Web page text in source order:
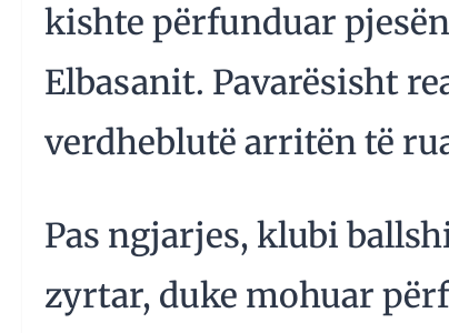
kishte përfunduar
Elbasanit. Pavarësisht
verdheblutë arritën të
Pas ngjarjes, klubi
zyrtar, duke mohuar